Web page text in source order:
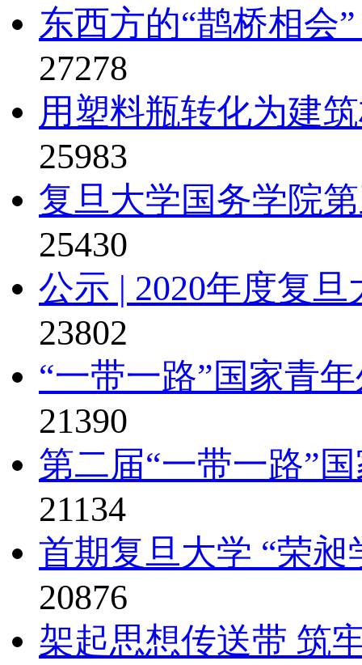
东西方的“鹊桥相
27278
用塑料瓶转化为建
25983
复旦大学国务学院
25430
公示 | 2020年度复
23802
“一带一路”国家青
21390
第二届“一带一路”
21134
首期复旦大学 “荣
20876
架起思想传送带 筑